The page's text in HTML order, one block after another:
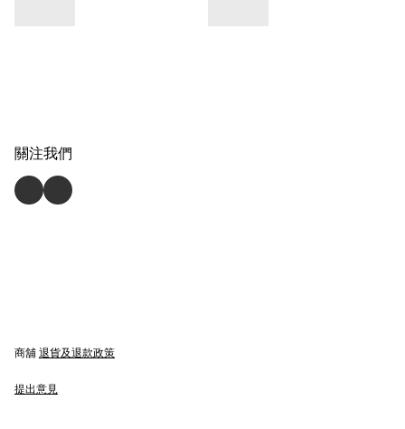
關注我們
商舖 退貨及退款政策
提出意見